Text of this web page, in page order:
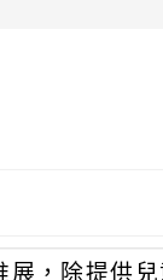
，除提供